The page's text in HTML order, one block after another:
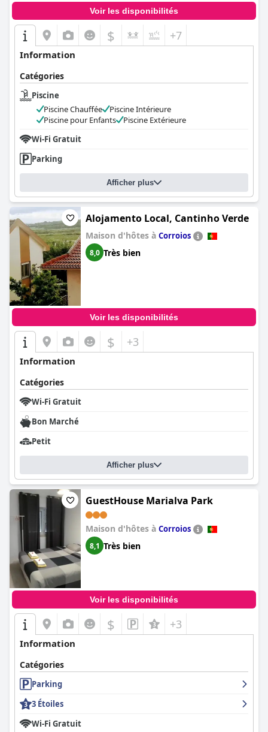
Voir les disponibilités
$ +7
Information
Catégories
Piscine
Piscine Chauffée
Piscine Intérieure
Piscine pour Enfants
Piscine Extérieure
Wi-Fi Gratuit
Parking
Afficher plus
Alojamento Local, Cantinho Verde
Maison d'hôtes à Corroios
8,0 Très bien
Voir les disponibilités
$ +3
Information
Catégories
Wi-Fi Gratuit
Bon Marché
Petit
Afficher plus
GuestHouse Marialva Park
Maison d'hôtes à Corroios
8,1 Très bien
Voir les disponibilités
$ +3
Information
Catégories
Parking
3 Étoiles
Wi-Fi Gratuit